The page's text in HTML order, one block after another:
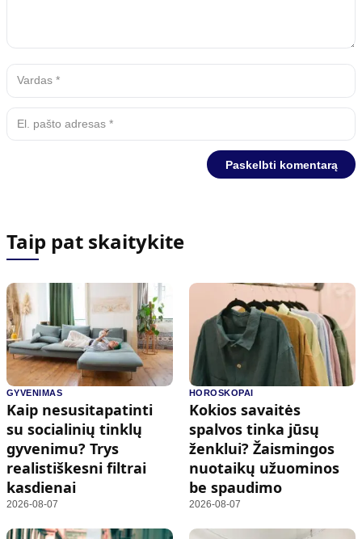
Taip pat skaitykite
GYVENIMAS
Kaip nesusitapatinti
su socialinių tinklų
gyvenimu? Trys
realistiškesni filtrai
kasdienai
2026-08-07
HOROSKOPAI
Kokios savaitės
spalvos tinka jūsų
ženklui? Žaismingos
nuotaikų užuominos
be spaudimo
2026-08-07